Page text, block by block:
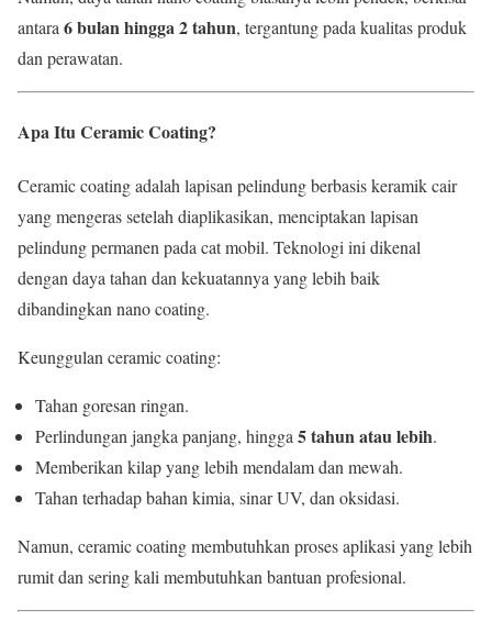
antara 6 bulan hingga 2 tahun, tergantung pada kualitas produk
dan perawatan.
Apa Itu Ceramic Coating?
Ceramic coating adalah lapisan pelindung berbasis keramik cair
yang mengeras setelah diaplikasikan, menciptakan lapisan
pelindung permanen pada cat mobil. Teknologi ini dikenal
dengan daya tahan dan kekuatannya yang lebih baik
dibandingkan nano coating.
Keunggulan ceramic coating:
Tahan goresan ringan.
Perlindungan jangka panjang, hingga5 tahun atau lebih.
Memberikan kilap yang lebih mendalam dan mewah.
Tahan terhadap bahan kimia, sinar UV, dan oksidasi.
Namun, ceramic coating membutuhkan proses aplikasi yang lebih
rumit dan sering kali membutuhkan bantuan profesional.